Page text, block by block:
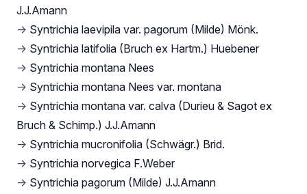
J.J.Amann
→ Syntrichia laevipila var. pagorum (Milde) Mönk.
→ Syntrichia latifolia (Bruch ex Hartm.) Huebener
→ Syntrichia montana Nees
→ Syntrichia montana Nees var. montana
→ Syntrichia montana var. calva (Durieu & Sagot ex
Bruch & Schimp.) J.J.Amann
→ Syntrichia mucronifolia (Schwägr.) Brid.
→ Syntrichia norvegica F.Weber
→ Syntrichia pagorum (Milde) J.J.Amann